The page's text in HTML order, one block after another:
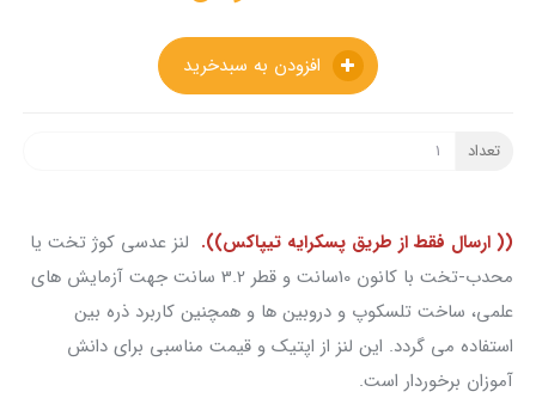
تعداد
(( ارسال فقط از طریق پسکرایه تیپاکس)). لنز عدسی کوژ تخت یا
محدب-تخت با کانون 10سانت و قطر 3.2 سانت جهت آزمایش های
علمی، ساخت تلسکوپ و دروبین ها و همچنین کاربرد ذره بین
استفاده می گردد. این لنز از اپتیک و قیمت مناسبی برای دانش
آموزان برخوردار است.